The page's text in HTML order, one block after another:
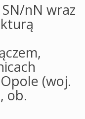
nN wraz
(woj.
ob.